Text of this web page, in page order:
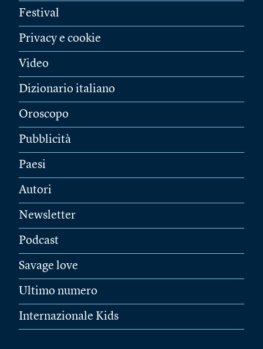
Festival
Privacy e cookie
Video
Dizionario italiano
Oroscopo
Pubblicità
Paesi
Autori
Newsletter
Podcast
Savage love
Ultimo numero
Internazionale Kids